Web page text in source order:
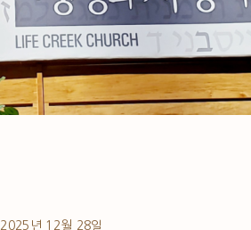
2025년 12월 28일